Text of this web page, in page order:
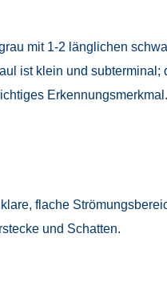
mit 1-2 länglichen
ist klein und subterminal;
Erkennungsmerkmal.
flache
und Schatten.